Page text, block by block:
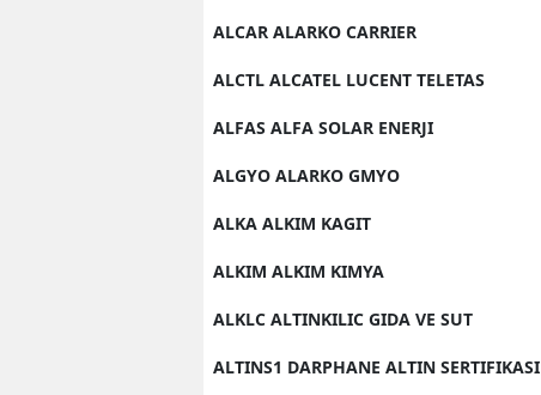
ALCAR ALARKO CARRIER
ALCTL ALCATEL LUCENT TELETAS
ALFAS ALFA SOLAR ENERJI
ALGYO ALARKO GMYO
ALKA ALKIM KAGIT
ALKIM ALKIM KIMYA
ALKLC ALTINKILIC GIDA VE SUT
ALTINS1 DARPHANE ALTIN SERTIFIKASI